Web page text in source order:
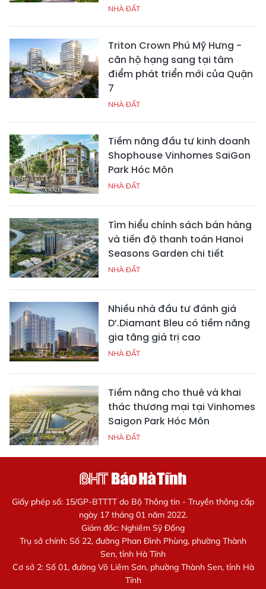
NHÀ ĐẤT
Triton Crown Phú Mỹ Hưng -
căn hộ hạng sang tại tâm
điểm phát triển mới của Quận
7
NHÀ ĐẤT
Tiềm năng đầu tư kinh doanh
Shophouse Vinhomes SaiGon
Park Hóc Môn
NHÀ ĐẤT
Tìm hiểu chính sách bán hàng
và tiến độ thanh toán Hanoi
Seasons Garden chi tiết
NHÀ ĐẤT
Nhiều nhà đầu tư đánh giá
D’.Diamant Bleu có tiềm năng
gia tăng giá trị cao
NHÀ ĐẤT
Tiềm năng cho thuê và khai
thác thương mại tại Vinhomes
Saigon Park Hóc Môn
NHÀ ĐẤT
Giấy phép số: 15/GP-BTTTT do Bộ Thông tin - Truyền thông cấp
ngày 17 tháng 01 năm 2022.
Giám đốc: Nghiêm Sỹ Đống
Trụ sở chính: Số 22, đường Phan Đình Phùng, phường Thành
Sen, tỉnh Hà Tĩnh
Cơ sở 2: Số 01, đường Võ Liêm Sơn, phường Thành Sen, tỉnh Hà
Tĩnh